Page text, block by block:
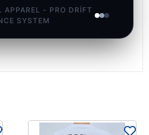
APPAREL - PRO DRIFT
SYSTEM